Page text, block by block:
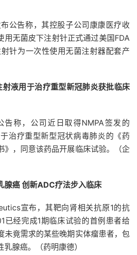
公告称，其控股子公司康康医疗收
用无菌皮下注射针正式通过美国FDA
针为一次性使用无菌注射器配套产
液用于治疗重型新冠肺炎获批临床
告称，公司近日取得NMPA签发的
治疗重型新型冠状病毒肺炎的《药
》，同意该药品开展临床试验。（企
腺癌 创新ADC疗法步入临床
宣布，其靶向肾相关抗原1的抗
已经完成1期临床试验的首例患者给
未竟需求的某些晚期实体瘤患者，包
腺癌。（药明康德）